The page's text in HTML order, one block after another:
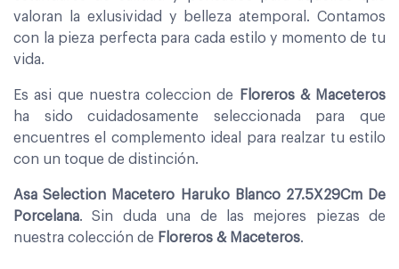
valoran la exlusividad y belleza atemporal. Contamos
con la pieza perfecta para cada estilo y momento de tu
vida.
Es asi que nuestra coleccion de
Floreros & Maceteros
ha sido cuidadosamente seleccionada para que
encuentres el complemento ideal para realzar tu estilo
con un toque de distinción.
Asa Selection Macetero Haruko Blanco 27.5X29Cm De
Porcelana. Sin duda una de las mejores piezas de
nuestra colección de Floreros & Maceteros.